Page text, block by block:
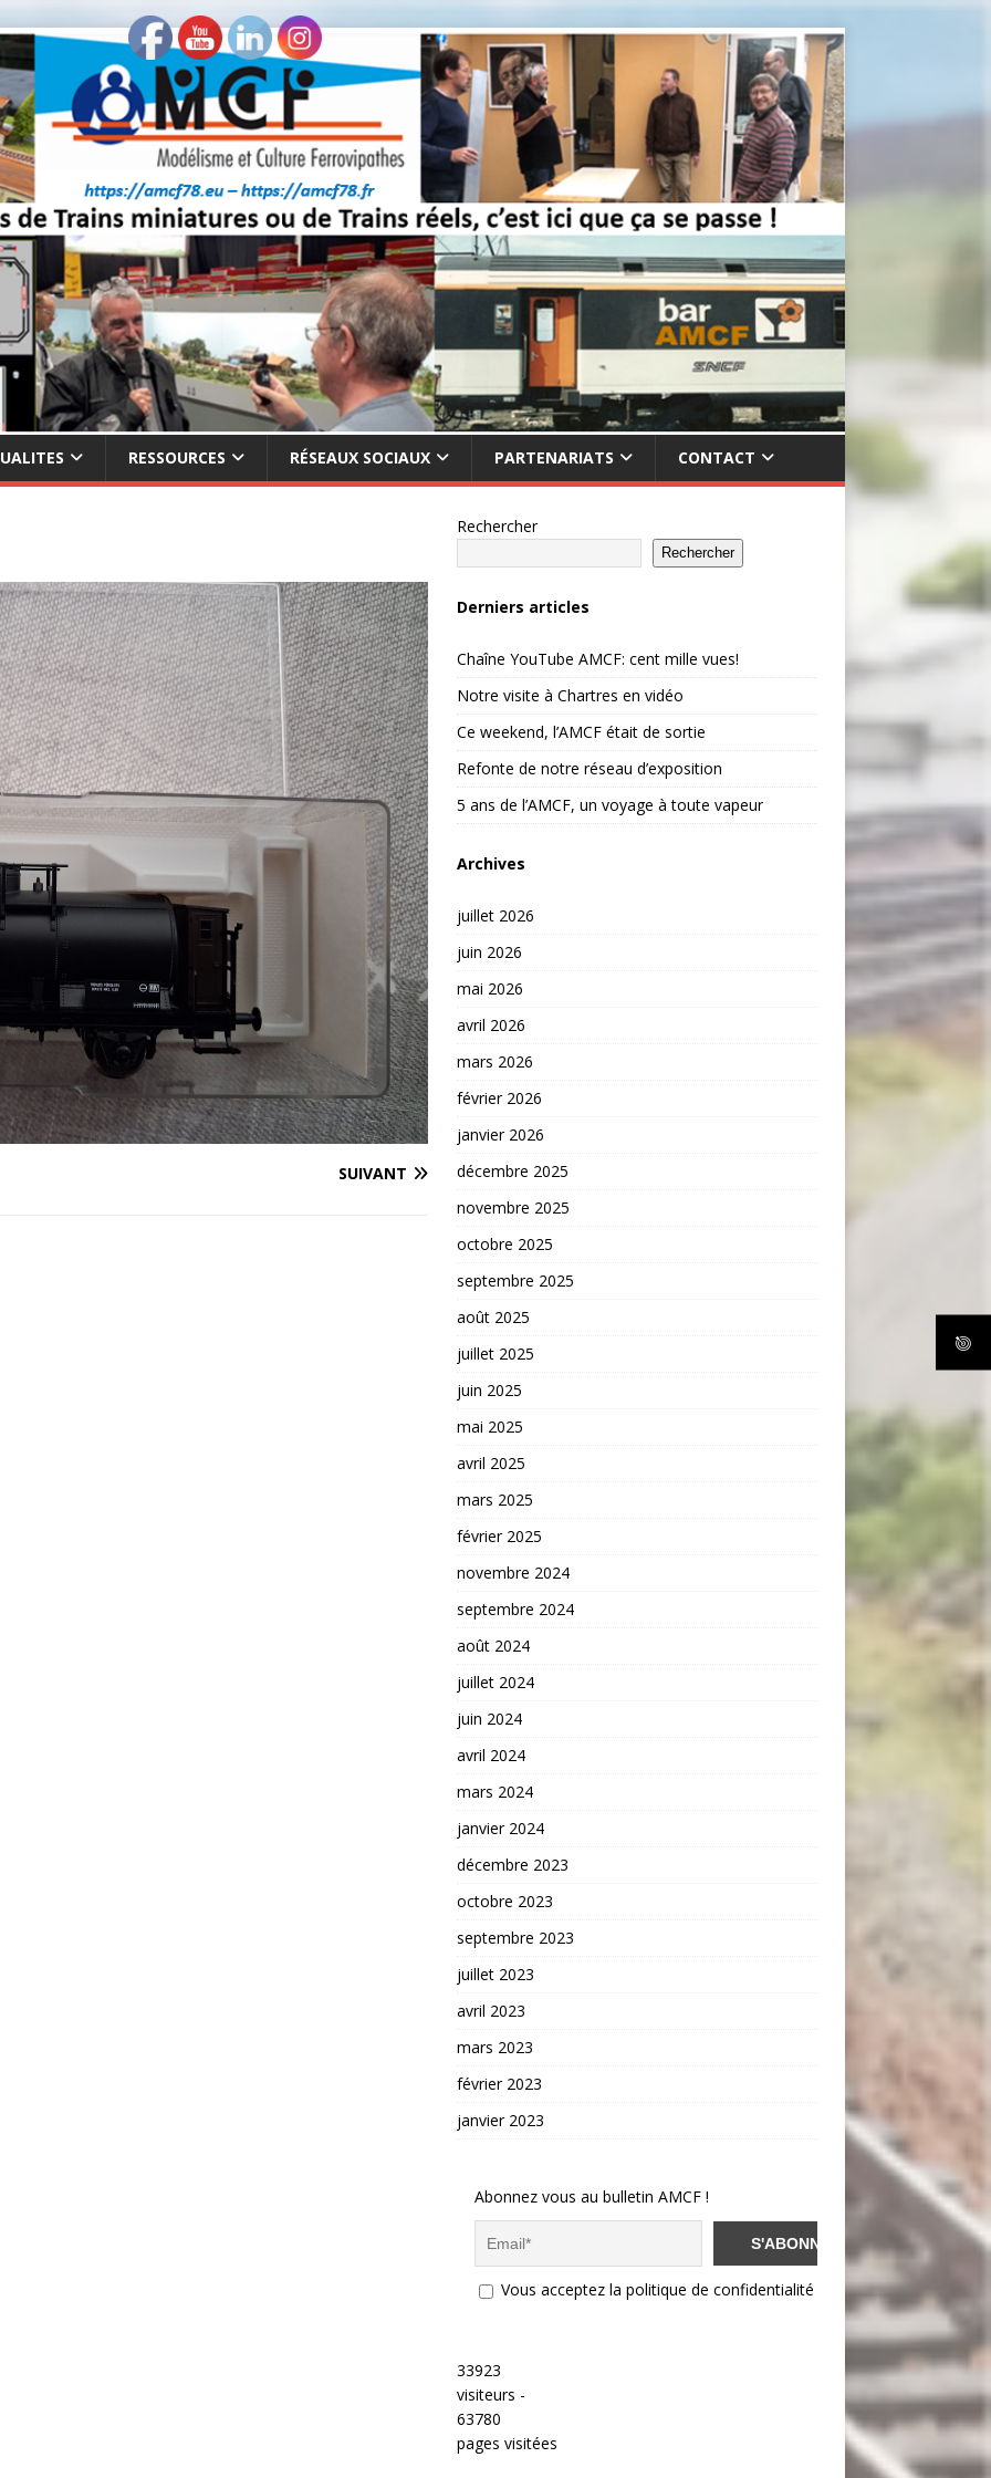
RESSOURCES RÉSEAUX SOCIAUX PARTENARIATS CONTACT
SUIVANT
Rechercher
Rechercher
Derniers articles
Chaîne YouTube AMCF: cent mille vues!
Notre visite à Chartres en vidéo
Ce weekend, l’AMCF était de sortie
Refonte de notre réseau d’exposition
5 ans de l’AMCF, un voyage à toute vapeur
Archives
juillet 2026
juin 2026
mai 2026
avril 2026
mars 2026
février 2026
janvier 2026
décembre 2025
novembre 2025
octobre 2025
septembre 2025
août 2025
juillet 2025
juin 2025
mai 2025
avril 2025
mars 2025
février 2025
novembre 2024
septembre 2024
août 2024
juillet 2024
juin 2024
avril 2024
mars 2024
janvier 2024
décembre 2023
octobre 2023
septembre 2023
juillet 2023
avril 2023
mars 2023
février 2023
janvier 2023
Abonnez vous au bulletin AMCF !
Vous acceptez la politique de confidentialité
33923
visiteurs -
63780
pages visitées